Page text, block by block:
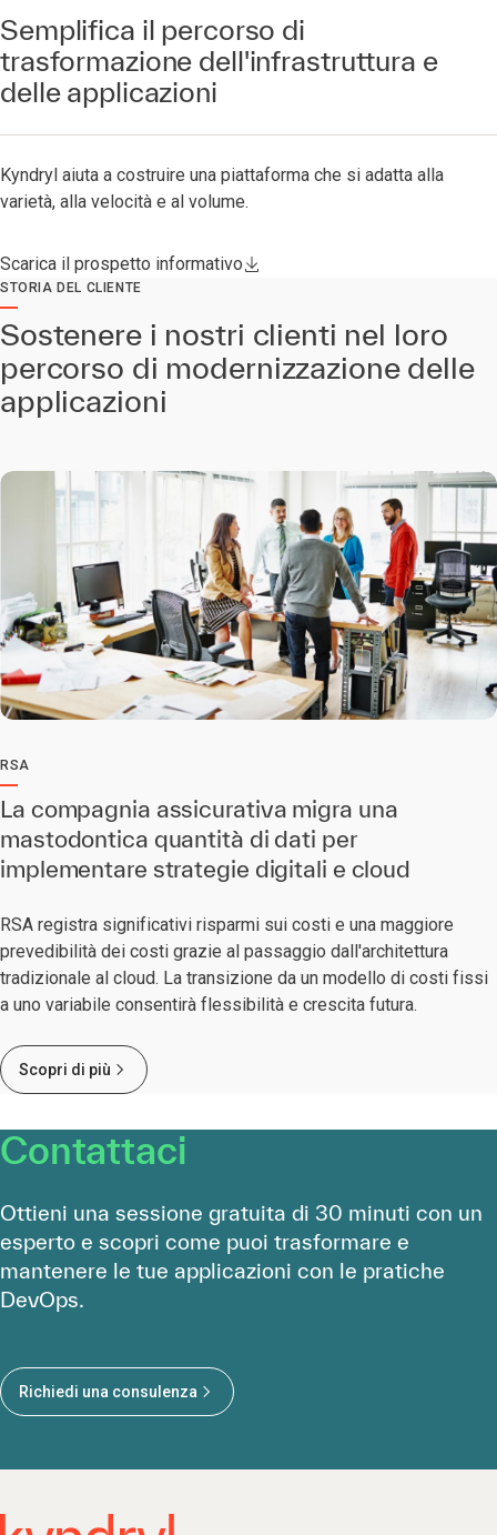
Semplifica il percorso di
trasformazione dell'infrastruttura e
delle applicazioni
Kyndryl aiuta a costruire una piattaforma che si adatta alla
varietà, alla velocità e al volume.
Scarica il prospetto informativo
STORIA DEL CLIENTE
Sostenere i nostri clienti nel loro
percorso di modernizzazione delle
applicazioni
RSA
La compagnia assicurativa migra una
mastodontica quantità di dati per
implementare strategie digitali e cloud
RSA registra significativi risparmi sui costi e una maggiore
prevedibilità dei costi grazie al passaggio dall'architettura
tradizionale al cloud. La transizione da un modello di costi fissi
a uno variabile consentirà flessibilità e crescita futura.
Scopri di più
Contattaci
Ottieni una sessione gratuita di 30 minuti con un
esperto e scopri come puoi trasformare e
mantenere le tue applicazioni con le pratiche
DevOps.
Richiedi una consulenza